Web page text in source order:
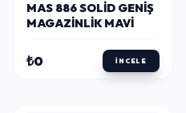
MAS 886 SOLID GENIŞ
MAGAZINLIK MAVI
₺0 İNCELE